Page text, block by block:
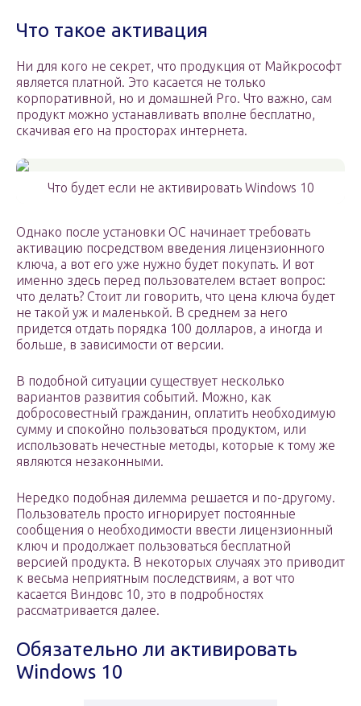
Что такое активация
Ни для кого не секрет, что продукция от Майкрософт
является платной. Это касается не только
корпоративной, но и домашней Pro. Что важно, сам
продукт можно устанавливать вполне бесплатно,
скачивая его на просторах интернета.
Что будет если не активировать Windows 10
Однако после установки ОС начинает требовать
активацию посредством введения лицензионного
ключа, а вот его уже нужно будет покупать. И вот
именно здесь перед пользователем встает вопрос:
что делать? Стоит ли говорить, что цена ключа будет
не такой уж и маленькой. В среднем за него
придется отдать порядка 100 долларов, а иногда и
больше, в зависимости от версии.
В подобной ситуации существует несколько
вариантов развития событий. Можно, как
добросовестный гражданин, оплатить необходимую
сумму и спокойно пользоваться продуктом, или
использовать нечестные методы, которые к тому же
являются незаконными.
Нередко подобная дилемма решается и по-другому.
Пользователь просто игнорирует постоянные
сообщения о необходимости ввести лицензионный
ключ и продолжает пользоваться бесплатной
версией продукта. В некоторых случаях это приводит
к весьма неприятным последствиям, а вот что
касается Виндовс 10, это в подробностях
рассматривается далее.
Обязательно ли активировать
Windows 10